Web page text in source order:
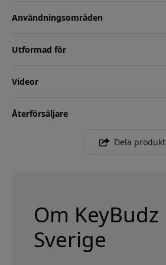
Användningsområden
Utformad för
Videor
Återförsäljare
Dela produkt
Om KeyBudz
Sverige